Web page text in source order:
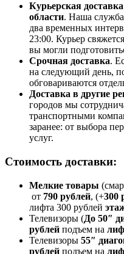
Курьерская
области. Наша служба
два временных
23:00. Курьер
вы могли
Срочная доставка.
на следующий день,
обговариваются
Доставка в другие
городов мы
транспортными
заранее: от выбора
услуг.
Стоимость доставки:
Мелкие товары
от 790 рублей, (+300
лифта 300 рублей
Телевизоры (До 50″
рублей подъем на
Телевизоры 55″
рублей подъем на